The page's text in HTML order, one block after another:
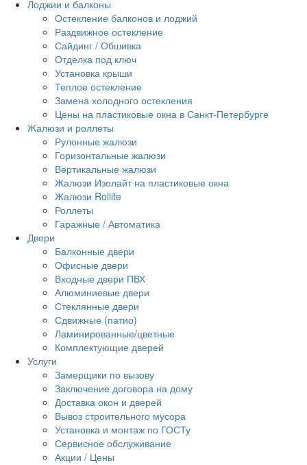
Лоджии и балконы
Остекление балконов и лоджий
Раздвижное остекление
Сайдинг / Обшивка
Отделка под ключ
Установка крыши
Теплое остекление
Замена холодного остекления
Цены на пластиковые окна в Санкт-Петербурге
Жалюзи и роллеты
Рулонные жалюзи
Горизонтальные жалюзи
Вертикальные жалюзи
Жалюзи Изолайт на пластиковые окна
Жалюзи Rollite
Роллеты
Гаражные / Автоматика
Двери
Балконные двери
Офисные двери
Входные двери ПВХ
Алюминиевые двери
Стеклянные двери
Сдвижные (патио)
Ламинированные/цветные
Комплектующие дверей
Услуги
Замерщики по вызову
Заключение договора на дому
Доставка окон и дверей
Вывоз строительного мусора
Установка и монтаж по ГОСТу
Сервисное обслуживание
Акции / Цены